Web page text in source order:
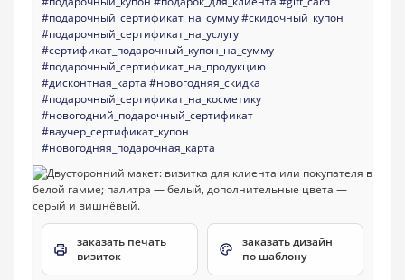
#подарочный_сертификат_на_сумму#скидочный_купон
#подарочный_сертификат_на_услугу
#сертификат_подарочный_купон_на_сумму
#подарочный_сертификат_на_продукцию
#дисконтная_карта #новогодняя_скидка
#подарочный_сертификат_на_косметику
#новогодний_подарочный_сертификат
#ваучер_сертификат_купон
#новогодняя_подарочная_карта
заказать печать
визиток
заказать дизайн
по шаблону